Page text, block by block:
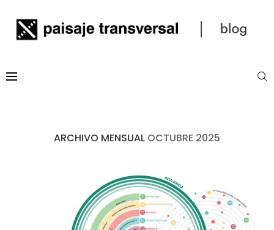
ARCHIVO MENSUAL OCTUBRE 2025